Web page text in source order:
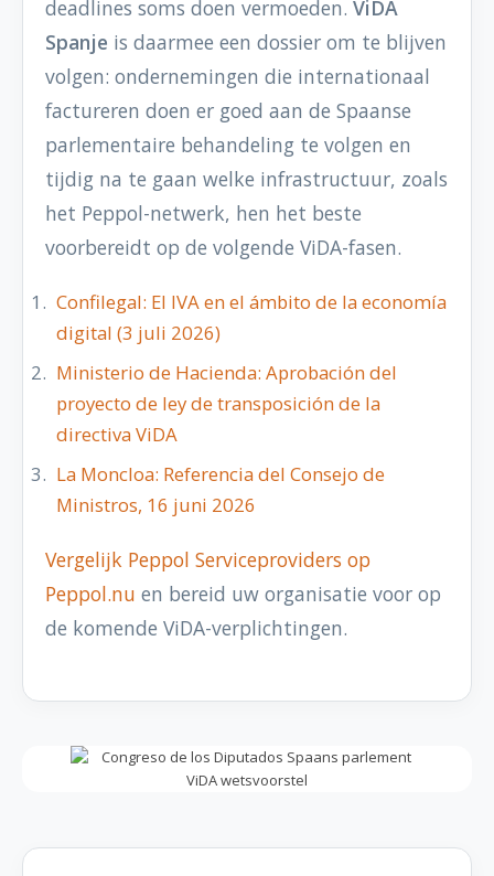
deadlines soms doen vermoeden. ViDA
Spanje is daarmee een dossier om te blijven
volgen: ondernemingen die internationaal
factureren doen er goed aan de Spaanse
parlementaire behandeling te volgen en
tijdig na te gaan welke infrastructuur, zoals
het Peppol-netwerk, hen het beste
voorbereidt op de volgende ViDA-fasen.
Confilegal: El IVA en el ámbito de la economía
digital (3 juli 2026)
Ministerio de Hacienda: Aprobación del
proyecto de ley de transposición de la
directiva ViDA
La Moncloa: Referencia del Consejo de
Ministros, 16 juni 2026
Vergelijk Peppol Serviceproviders op
Peppol.nu en bereid uw organisatie voor op
de komende ViDA-verplichtingen.